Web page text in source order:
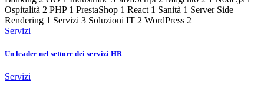
Ospitalità 2 PHP 1 PrestaShop 1 React 1 Sanità 1 Server Side
Rendering 1 Servizi 3 Soluzioni IT 2 WordPress 2
Servizi
Un leader nel settore dei servizi HR
Servizi